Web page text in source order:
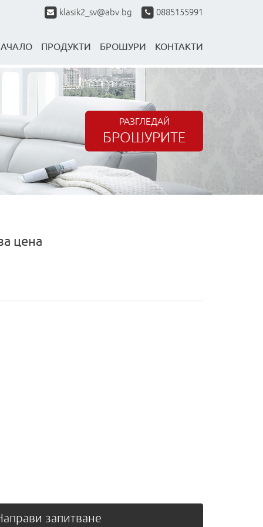
klasik2_sv@abv.bg 0885155991
ПРОДУКТИ БРОШУРИ КОНТАКТИ
РАЗГЛЕДАЙ
БРОШУРИТЕ
цена
запитване